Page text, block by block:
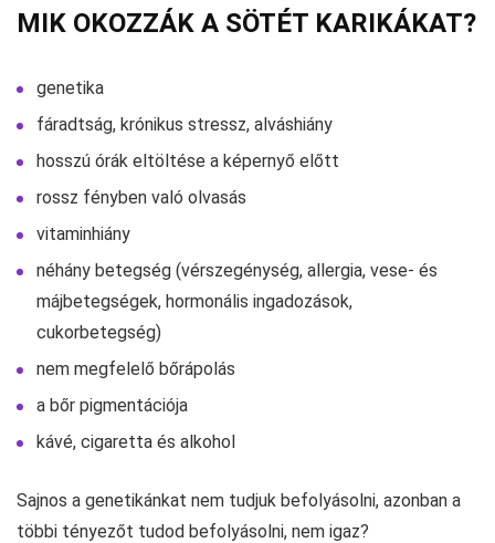
MIK OKOZZÁK A SÖTÉT KARIKÁKAT?
genetika
fáradtság, krónikus stressz, alváshiány
hosszú órák eltöltése a képernyő előtt
rossz fényben való olvasás
vitaminhiány
néhány betegség (vérszegénység, allergia, vese- és
májbetegségek, hormonális ingadozások,
cukorbetegség)
nem megfelelő bőrápolás
a bőr pigmentációja
kávé, cigaretta és alkohol
Sajnos a genetikánkat nem tudjuk befolyásolni, azonban a
többi tényezőt tudod befolyásolni, nem igaz?